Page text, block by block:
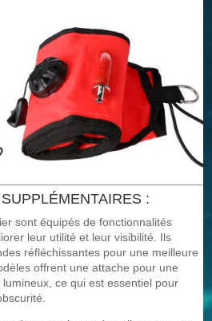
:
sont équipés de fonctionnalités
leur utilité et leur visibilité. Ils
réfléchissantes pour une meilleure
offrent une attache pour une
ce qui est essentiel pour